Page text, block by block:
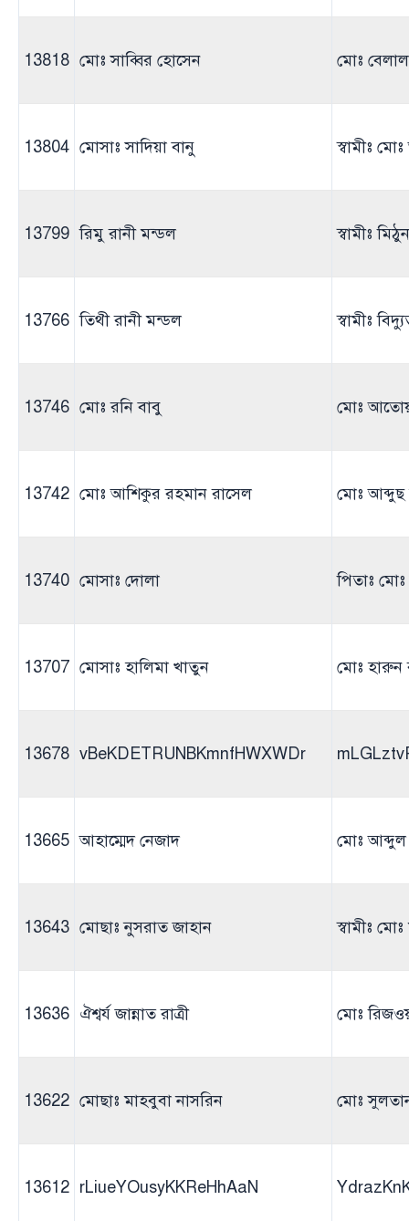
13818 মোঃ সাব্বির হোসেন মোঃ
13804 মোসাঃ সাদিয়া বানু স্বামীঃ
13799 রিমু রানী মন্ডল স্বামীঃ
13766 তিথী রানী মন্ডল স্বামীঃ
13746 মোঃ রনি বাবু মোঃ
13742 মোঃ আশিকুর রহমান রাসেল মোঃ আব্দুছ
13740 মোসাঃ দোলা পিতাঃ
13707 মোসাঃ হালিমা খাতুন মোঃ হারুন
13678 vBeKDETRUNBKmnfHWXWDr
13665 আহাম্মেদ নেজাদ মোঃ আব্দুল
13643 মোছাঃ নুসরাত জাহান স্বামীঃ
13636 ঐশ্বর্য জান্নাত রাত্রী মোঃ
13622 মোছাঃ মাহবুবা নাসরিন মোঃ
13612 rLiueYOusyKKReHhAaN